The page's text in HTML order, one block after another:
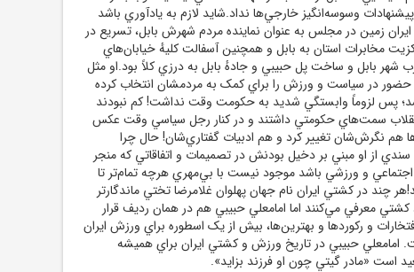
وسوسه‌انگيز خارجي‌ها نداد.شايد لازم به يادآوري باشد
زمين در مجلس به عنوان نماينده مردم شهرش بابل، تسريع در
مخابرات استان به بابل و همچنين آسفالت کليهٔ خيابان‌هاي
شهر بابل و ساخت پل حبيبي و جادهٔ بابل به درزي کلاً بود.او مثل
حضور در سياست و ورزش را براي کمک به مردمشان انتخاب کرده
پس لزوماً وابستگي شديد به حکومت وقت نداشت! کم نبودند
انقلاب سمت‌هاي حکومتي داشتند و در کنار رجل سياسي وقت عکس
هم نگرش‌شان تغيير کرد و هم ادبيات گفتاري‌شان! حال چرا
از او مبني بر دخيل بودنش در تصميمات و اتفاقاتي که منجر
و ورزشي باشد موجود نيست با بي‌مهري هرچه تمام‌تر تا
چند در کشتي ايران نام جهان پهلوان غلامرضا تختي ماندگارتر
کشتي معرفي مي‌کنند اما امامعلي حبيبي هم در همان رديف قرار
و رکوردها و بهترين‌ها، بيش از يک اسطوره براي ورزش ايران
امامعلي حبيبي در تاريخ ورزش و کشتي ايران براي هميشه
است «مادر گيتي چون او فرزند بزايد».